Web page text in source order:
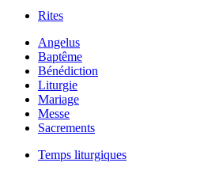
Rites
Angelus
Baptême
Bénédiction
Liturgie
Mariage
Messe
Sacrements
Temps liturgiques